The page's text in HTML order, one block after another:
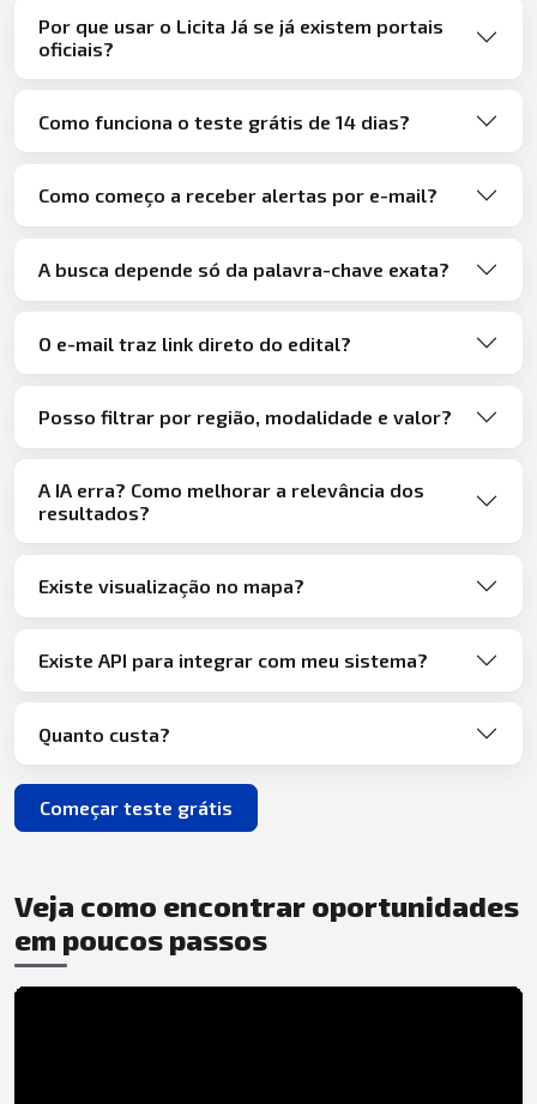
Por que usar o Licita Já se já existem portais
oficiais?
Como funciona o teste grátis de 14 dias?
Como começo a receber alertas por e-mail?
A busca depende só da palavra-chave exata?
O e-mail traz link direto do edital?
Posso filtrar por região, modalidade e valor?
A IA erra? Como melhorar a relevância dos
resultados?
Existe visualização no mapa?
Existe API para integrar com meu sistema?
Quanto custa?
Começar teste grátis
Veja como encontrar oportunidades
em poucos passos